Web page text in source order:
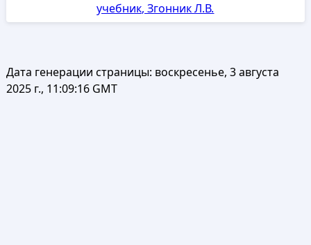
учебник, Згонник Л.В.
Дата генерации страницы: воскресенье, 3 августа
2025 г., 11:09:16 GMT